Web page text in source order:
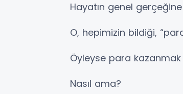
Hayatın genel
O, hepimizin bildiği,
Öyleyse para kazanmak
Nasıl ama?